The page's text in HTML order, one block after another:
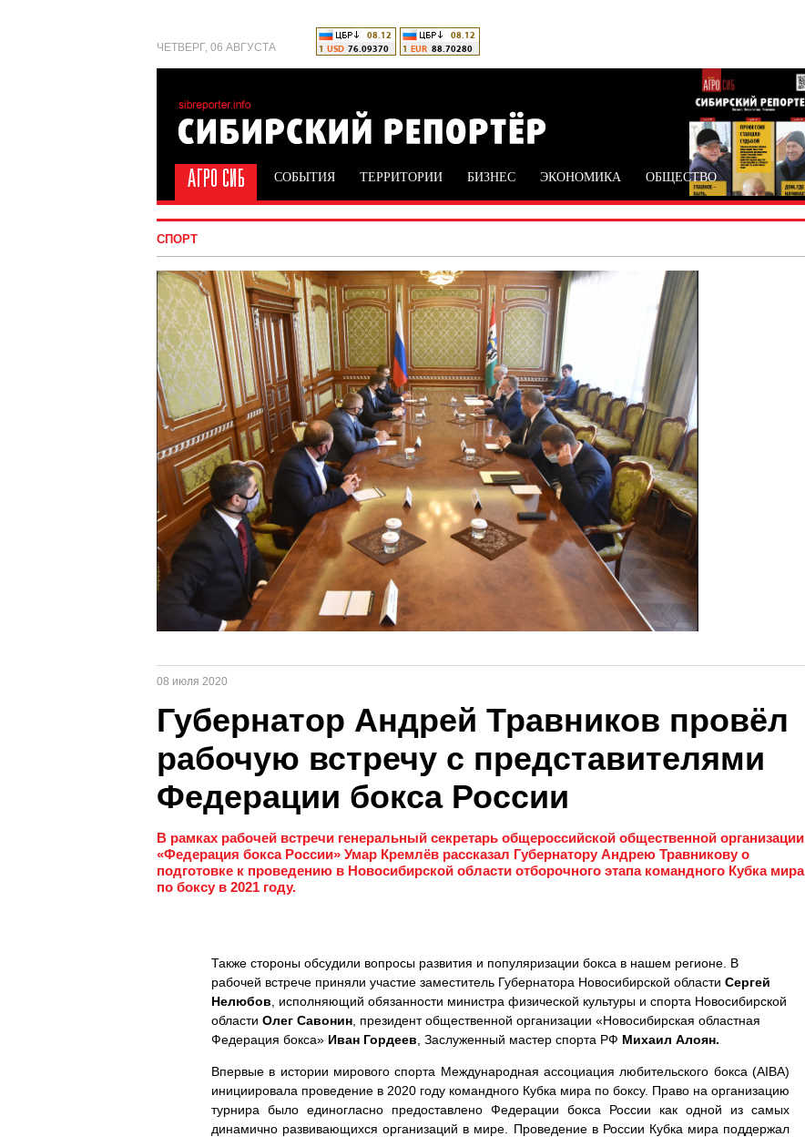
ЧЕТВЕРГ, 06 АВГУСТА
СОБЫТИЯ ТЕРРИТОРИИ БИЗНЕС ЭКОНОМИКА ОБЩЕСТВО
СПОРТ
08 июля 2020
Губернатор Андрей Травников провёл
рабочую встречу с представителями
Федерации бокса России
В рамках рабочей встречи генеральный секретарь общероссийской общественной организации
«Федерация бокса России» Умар Кремлёв рассказал Губернатору Андрею Травникову о
подготовке к проведению в Новосибирской области отборочного этапа командного Кубка мира
по боксу в 2021 году.
Также стороны обсудили вопросы развития и популяризации бокса в нашем регионе. В
рабочей встрече приняли участие заместитель Губернатора Новосибирской области Сергей
Нелюбов , исполняющий обязанности министра физической культуры и спорта Новосибирской
области Олег Савонин , президент общественной организации «Новосибирская областная
Федерация бокса» Иван Гордеев , Заслуженный мастер спорта РФ Михаил Алоян.
Впервые в истории мирового спорта Международная ассоциация любительского бокса (AIBA)
инициировала проведение в 2020 году командного Кубка мира по боксу. Право на организацию
турнира было единогласно предоставлено Федерации бокса России как одной из самых
динамично развивающихся организаций в мире. Проведение в России Кубка мира поддержал